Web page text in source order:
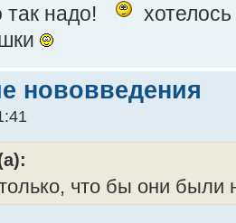
так надо!
нововведения
что бы они были